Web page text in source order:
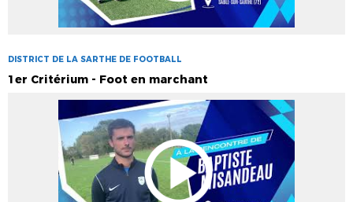
DISTRICT DE LA SARTHE DE FOOTBALL
1er Critérium - Foot en marchant